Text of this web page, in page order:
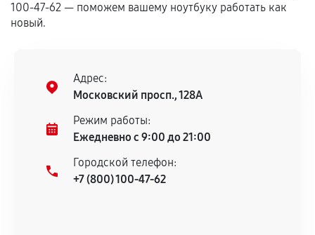
Гарантия на выполненные работы может
Предоставленные детали подходят по
техническим параметрам и не имеют внешних
Установка была выполнена нашим сервисным
центром.
При этом гарантия на сами комплектующие
остается на стороне производителя или
100-47-62 — поможем вашему ноутбуку работать как
новый.
Адрес:
Московский просп., 128А
Режим работы:
Ежедневно с 9:00 до 21:00
Городской телефон:
+7 (800) 100-47-62